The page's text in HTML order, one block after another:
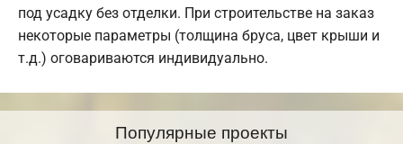
под усадку без отделки. При строительстве на заказ
некоторые параметры (толщина бруса, цвет крыши и
т.д.) оговариваются индивидуально.
Популярные проекты